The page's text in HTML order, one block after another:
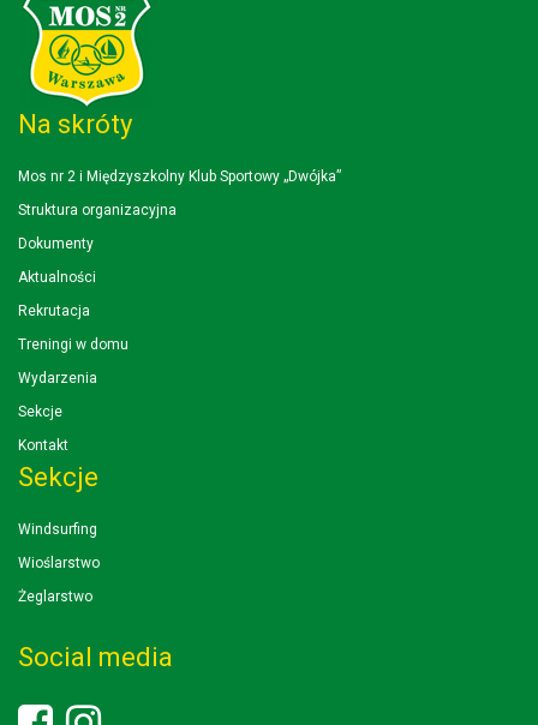
Na skróty
Mos nr 2 i Międzyszkolny Klub Sportowy „Dwójka”
Struktura organizacyjna
Dokumenty
Aktualności
Rekrutacja
Treningi w domu
Wydarzenia
Sekcje
Kontakt
Sekcje
Windsurfing
Wioślarstwo
Żeglarstwo
Social media